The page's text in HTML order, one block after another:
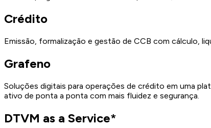
Crédito
Emissão, formalização e gestão de CCB com cálculo,
Grafeno
Soluções digitais para operações de crédito em uma
ativo de ponta a ponta com mais fluidez e segurança.
DTVM as a Service*